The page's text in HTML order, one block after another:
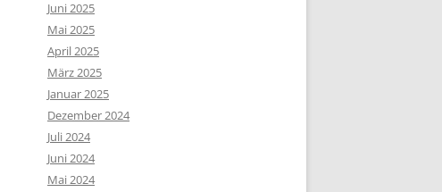
Juni 2025
Mai 2025
April 2025
März 2025
Januar 2025
Dezember 2024
Juli 2024
Juni 2024
Mai 2024